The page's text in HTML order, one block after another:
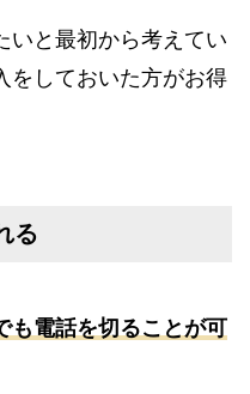
いと最初から考えてい
をしておいた方がお得
る
も電話を切ることが可